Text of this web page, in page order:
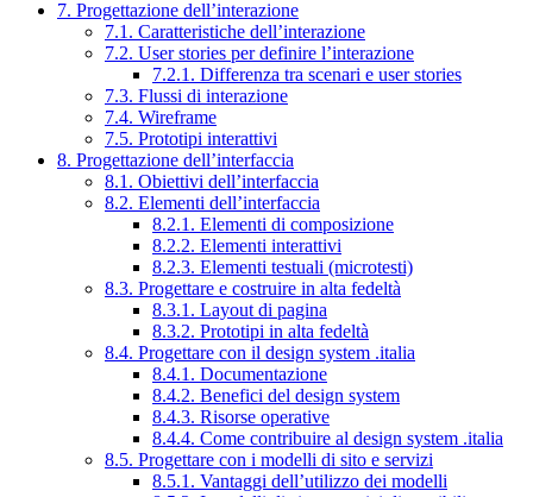
7. Progettazione dell’interazione
7.1. Caratteristiche dell’interazione
7.2. User stories per definire l’interazione
7.2.1. Differenza tra scenari e user stories
7.3. Flussi di interazione
7.4. Wireframe
7.5. Prototipi interattivi
8. Progettazione dell’interfaccia
8.1. Obiettivi dell’interfaccia
8.2. Elementi dell’interfaccia
8.2.1. Elementi di composizione
8.2.2. Elementi interattivi
8.2.3. Elementi testuali (microtesti)
8.3. Progettare e costruire in alta fedeltà
8.3.1. Layout di pagina
8.3.2. Prototipi in alta fedeltà
8.4. Progettare con il design system .italia
8.4.1. Documentazione
8.4.2. Benefici del design system
8.4.3. Risorse operative
8.4.4. Come contribuire al design system .italia
8.5. Progettare con i modelli di sito e servizi
8.5.1. Vantaggi dell’utilizzo dei modelli